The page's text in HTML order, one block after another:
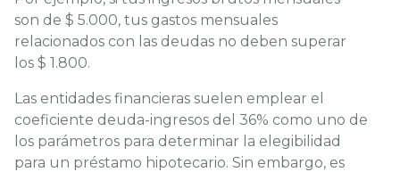
son de $ 5.000, tus gastos mensuales
relacionados con las deudas no deben superar
los $ 1.800.
Las entidades financieras suelen emplear el
coeficiente deuda-ingresos del 36% como uno de
los parámetros para determinar la elegibilidad
para un préstamo hipotecario. Sin embargo, es